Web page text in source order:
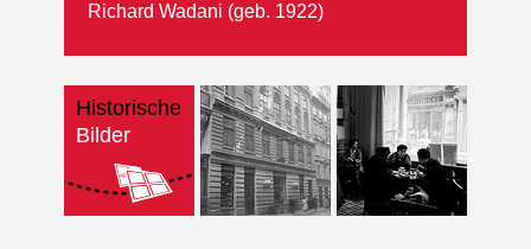
Richard Wadani (geb. 1922)
Historische
Bilder